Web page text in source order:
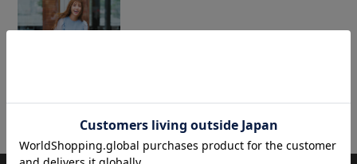
[SECRET TROPHY]シアーボーダープルオーバー